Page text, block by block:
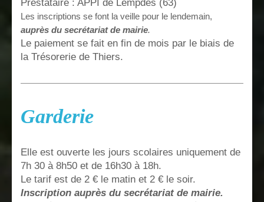
Prestataire : APPI de Lempdes (63)
Les inscriptions se font la veille pour le lendemain,
auprès du secrétariat de mairie.
Le paiement se fait en fin de mois par le biais de
la Trésorerie de Thiers.
Garderie
Elle est ouverte les jours scolaires uniquement de
7h 30 à 8h50 et de 16h30 à 18h.
Le tarif est de 2 € le matin et 2 € le soir.
Inscription auprès du secrétariat de mairie.